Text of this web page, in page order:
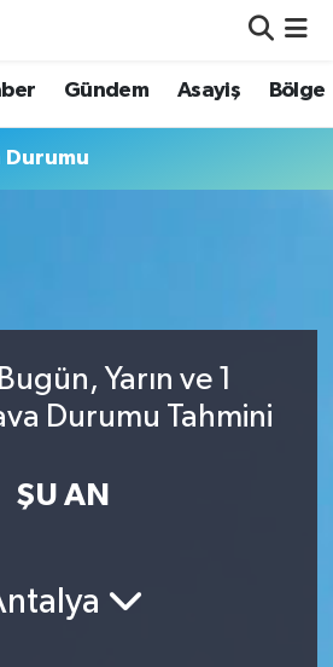
Gündem Asayiş Bölge
Durumu
Yarın ve 1
Durumu Tahmini
ŞU AN